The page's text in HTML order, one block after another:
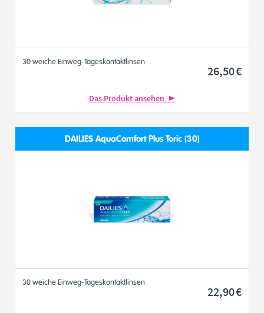
30 weiche Einweg-Tageskontaktlinsen
26,50€
Das Produkt ansehen
DAILIES AquaComfort Plus Toric (30)
30 weiche Einweg-Tageskontaktlinsen
22,90€